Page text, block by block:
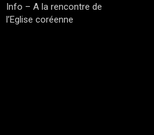
Info – A la rencontre de
l’Eglise coréenne